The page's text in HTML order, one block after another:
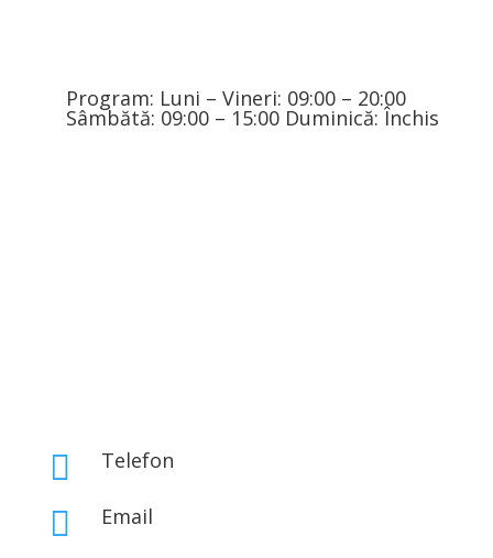
Program: Luni – Vineri: 09:00 – 20:00
Sâmbătă: 09:00 – 15:00 Duminică: Închis
 Telefon
 Email